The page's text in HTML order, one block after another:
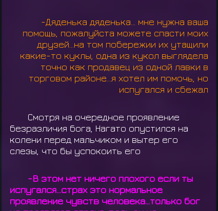
-Дяденька дяденька... мне нужна ваша
помощь, пожалуйста можете спасти моих
друзей...на том побережии их утащили
какие-то куклы, одна из кукол выглядела
точно как продавец из одной лавки в
торговом районе...я хотел им помочь, но
испугался и сбежал
Смотря на очередное проявление
безразличия бога, Нагато опустился на
колени перед мальчиком и вытер его
слезы, что бы успокоить его
-В этом нет ничего плохого если ты
испугался...страх это нормальное
проявление чувств человека...только бог